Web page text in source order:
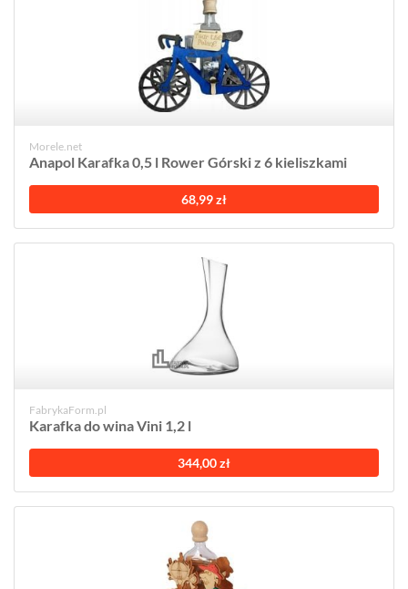
Morele.net
Anapol Karafka 0,5 l Rower Górski z 6 kieliszkami
68,99 zł
FabrykaForm.pl
Karafka do wina Vini 1,2 l
344,00 zł